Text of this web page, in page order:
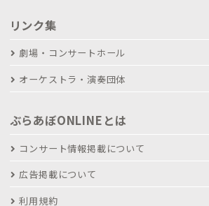
リンク集
劇場・コンサートホール
オーケストラ・演奏団体
ぶらあぼONLINEとは
コンサート情報掲載について
広告掲載について
利用規約